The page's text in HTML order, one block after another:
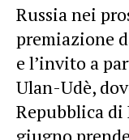
Russia nei
premiazione
e l’invito a
Ulan-Udè,
Repubblica di